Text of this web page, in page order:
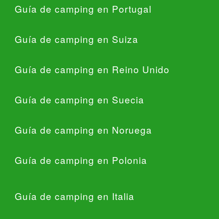
Guía de camping en Portugal
Guía de camping en Suiza
Guía de camping en Reino Unido
Guía de camping en Suecia
Guía de camping en Noruega
Guía de camping en Polonia
Guía de camping en Italia